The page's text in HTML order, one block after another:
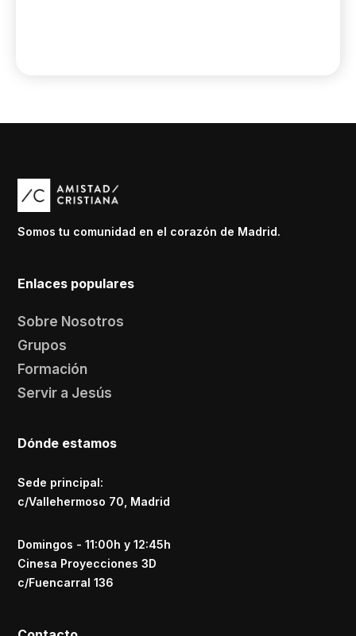
Somos tu comunidad en el corazón de Madrid.
Enlaces populares
Sobre Nosotros
Grupos
Formación
Servir a Jesús
Dónde estamos
Sede principal:
c/Vallehermoso 70, Madrid
Domingos - 11:00h y 12:45h
Cinesa Proyecciones 3D
c/Fuencarral 136